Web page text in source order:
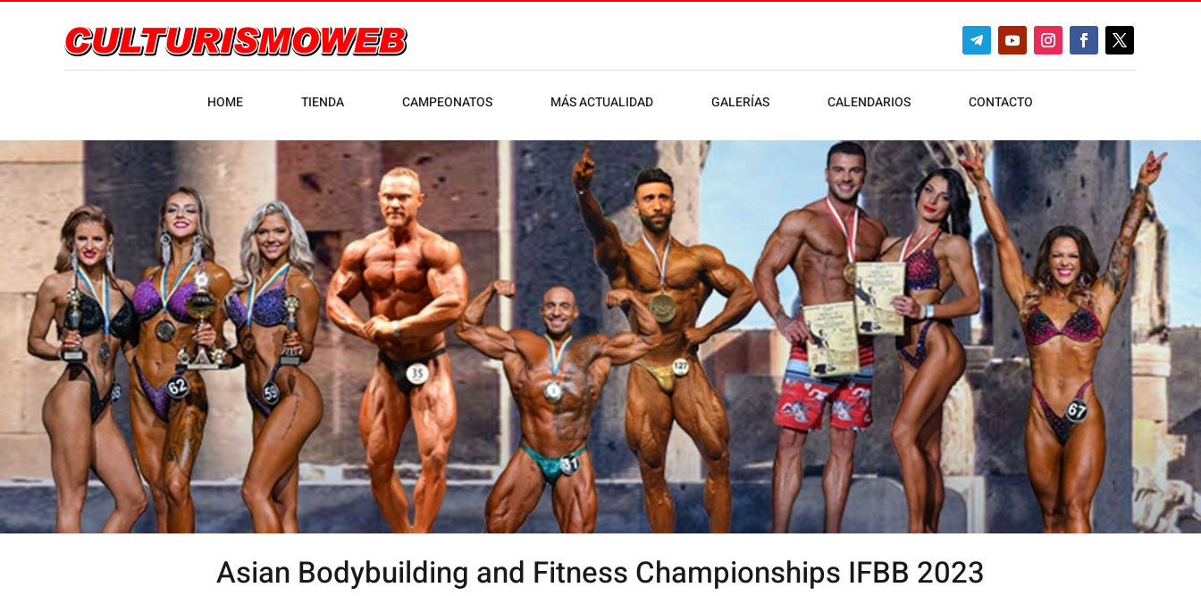
HOME TIENDA CAMPEONATOS MÁS ACTUALIDAD GALERÍAS CALENDARIOS CONTACTO
Asian Bodybuilding and Fitness Championships IFBB 2023